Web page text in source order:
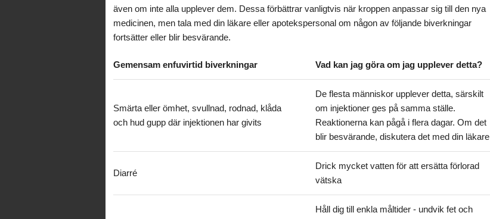
även om inte alla upplever dem. Dessa förbättrar vanligtvis när kroppen anpassar sig till den nya
medicinen, men tala med din läkare eller apotekspersonal om någon av följande biverkningar
fortsätter eller blir besvärande.
Gemensam enfuvirtid biverkningar Vad kan jag göra om jag upplever detta?
Smärta eller ömhet, svullnad, rodnad, klåda
och hud gupp där injektionen har givits
De flesta människor upplever detta, särskilt
om injektioner ges på samma ställe.
Reaktionerna kan pågå i flera dagar. Om det
blir besvärande, diskutera det med din läkare
Diarré
Drick mycket vatten för att ersätta förlorad
vätska
Håll dig till enkla måltider - undvik fet och